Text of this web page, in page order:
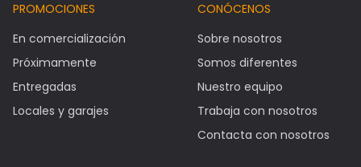
PROMOCIONES
En comercialización
Próximamente
Entregadas
Locales y garajes
CONÓCENOS
Sobre nosotros
Somos diferentes
Nuestro equipo
Trabaja con nosotros
Contacta con nosotros